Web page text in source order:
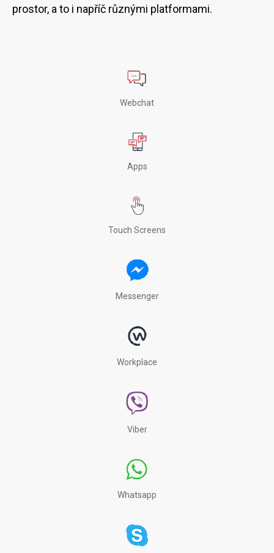
prostor, a to i napříč různými platformami.
Webchat
Apps
Touch Screens
Messenger
Workplace
Viber
Whatsapp